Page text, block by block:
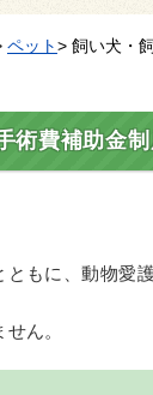
ペット> 飼い犬・
術費補助金
もに、動物愛
ん。